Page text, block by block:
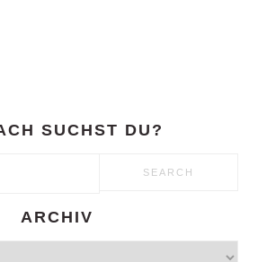
SUCHST DU?
ARCHIV